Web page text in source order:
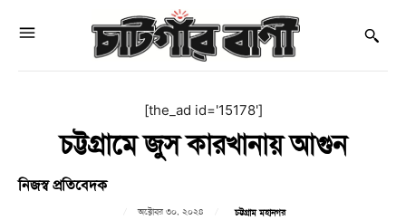
[the_ad id='15178']
চট্টগ্রামে জুস কারখানায় আগুন
নিজস্ব প্রতিবেদক
অক্টোবর ৩০, ২০২৪ চট্টগ্রাম মহানগর